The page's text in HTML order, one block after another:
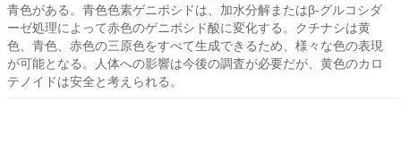
青色がある。青色色素ゲニポシドは、加水分解またはβ-グルコシダ
ーゼ処理によって赤色のゲニポシド酸に変化する。クチナシは黄
色、青色、赤色の三原色をすべて生成できるため、様々な色の表現
が可能となる。人体への影響は今後の調査が必要だが、黄色のカロ
テノイドは安全と考えられる。